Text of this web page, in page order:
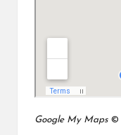
Google My Maps ©